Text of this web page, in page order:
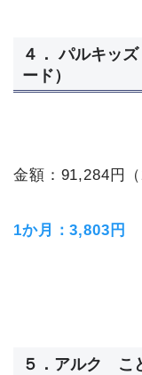
４． パルキッ
ード）
金額：91,284円（
1か月：3,803円
５．アルク こ